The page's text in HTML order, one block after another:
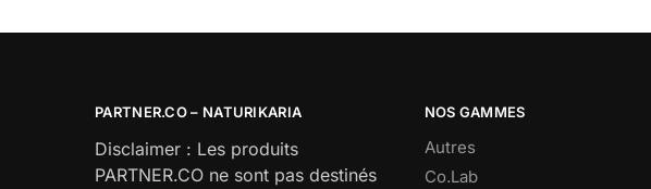
PARTNER.CO – NATURIKARIA
Disclaimer : Les produits
PARTNER.CO ne sont pas destinés
NOS GAMMES
Autres
Co.Lab